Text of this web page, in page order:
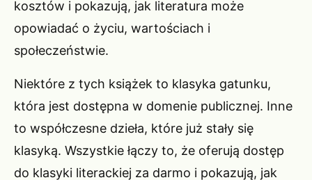
kosztów i pokazują, jak literatura może
opowiadać o życiu, wartościach i
społeczeństwie.
Niektóre z tych książek to klasyka gatunku,
która jest dostępna w domenie publicznej. Inne
to współczesne dzieła, które już stały się
klasyką. Wszystkie łączy to, że oferują dostęp
do klasyki literackiej za darmo i pokazują, jak